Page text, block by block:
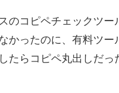
のコピペチェックツー
かったのに、有料ツー
たらコピペ丸出しだっ